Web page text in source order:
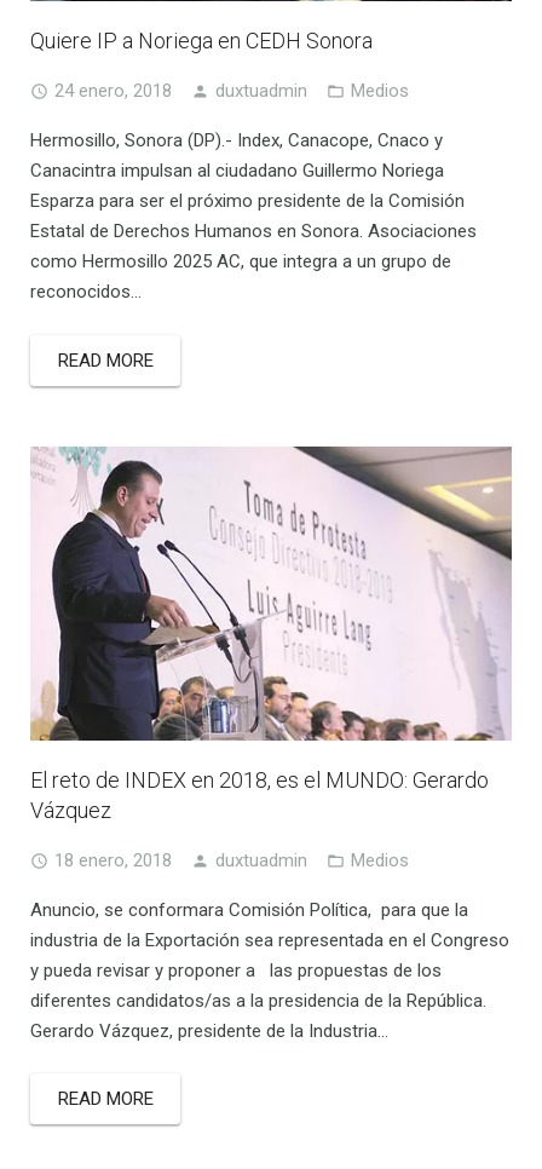
Quiere IP a Noriega en CEDH Sonora
24 enero, 2018 duxtuadmin Medios
Hermosillo, Sonora (DP).- Index, Canacope, Cnaco y
Canacintra impulsan al ciudadano Guillermo Noriega
Esparza para ser el próximo presidente de la Comisión
Estatal de Derechos Humanos en Sonora. Asociaciones
como Hermosillo 2025 AC, que integra a un grupo de
reconocidos…
READ MORE
El reto de INDEX en 2018, es el MUNDO: Gerardo
Vázquez
18 enero, 2018 duxtuadmin Medios
Anuncio, se conformara Comisión Política, para que la
industria de la Exportación sea representada en el Congreso
y pueda revisar y proponer a las propuestas de los
diferentes candidatos/as a la presidencia de la República.
Gerardo Vázquez, presidente de la Industria…
READ MORE